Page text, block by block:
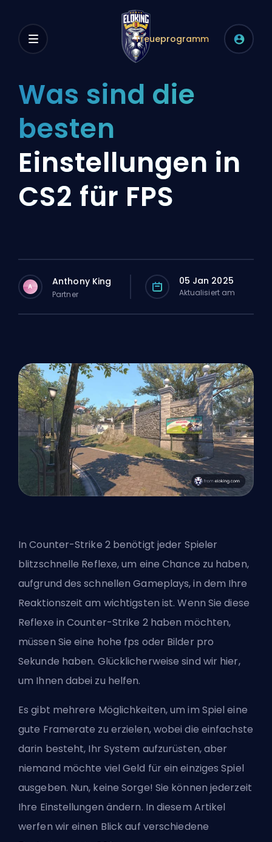
Treueprogramm
Was sind die
besten
Einstellungen in
CS2 für FPS
A Anthony King
Partner
05 Jan 2025
Aktualisiert am
In Counter-Strike 2 benötigt jeder Spieler
blitzschnelle Reflexe, um eine Chance zu haben,
aufgrund des schnellen Gameplays, in dem Ihre
Reaktionszeit am wichtigsten ist. Wenn Sie diese
Reflexe in Counter-Strike 2 haben möchten,
müssen Sie eine hohe fps oder Bilder pro
Sekunde haben. Glücklicherweise sind wir hier,
um Ihnen dabei zu helfen.
Es gibt mehrere Möglichkeiten, um im Spiel eine
gute Framerate zu erzielen, wobei die einfachste
darin besteht, Ihr System aufzurüsten, aber
niemand möchte viel Geld für ein einziges Spiel
ausgeben. Nun, keine Sorge! Sie können jederzeit
Ihre Einstellungen ändern. In diesem Artikel
werfen wir einen Blick auf verschiedene